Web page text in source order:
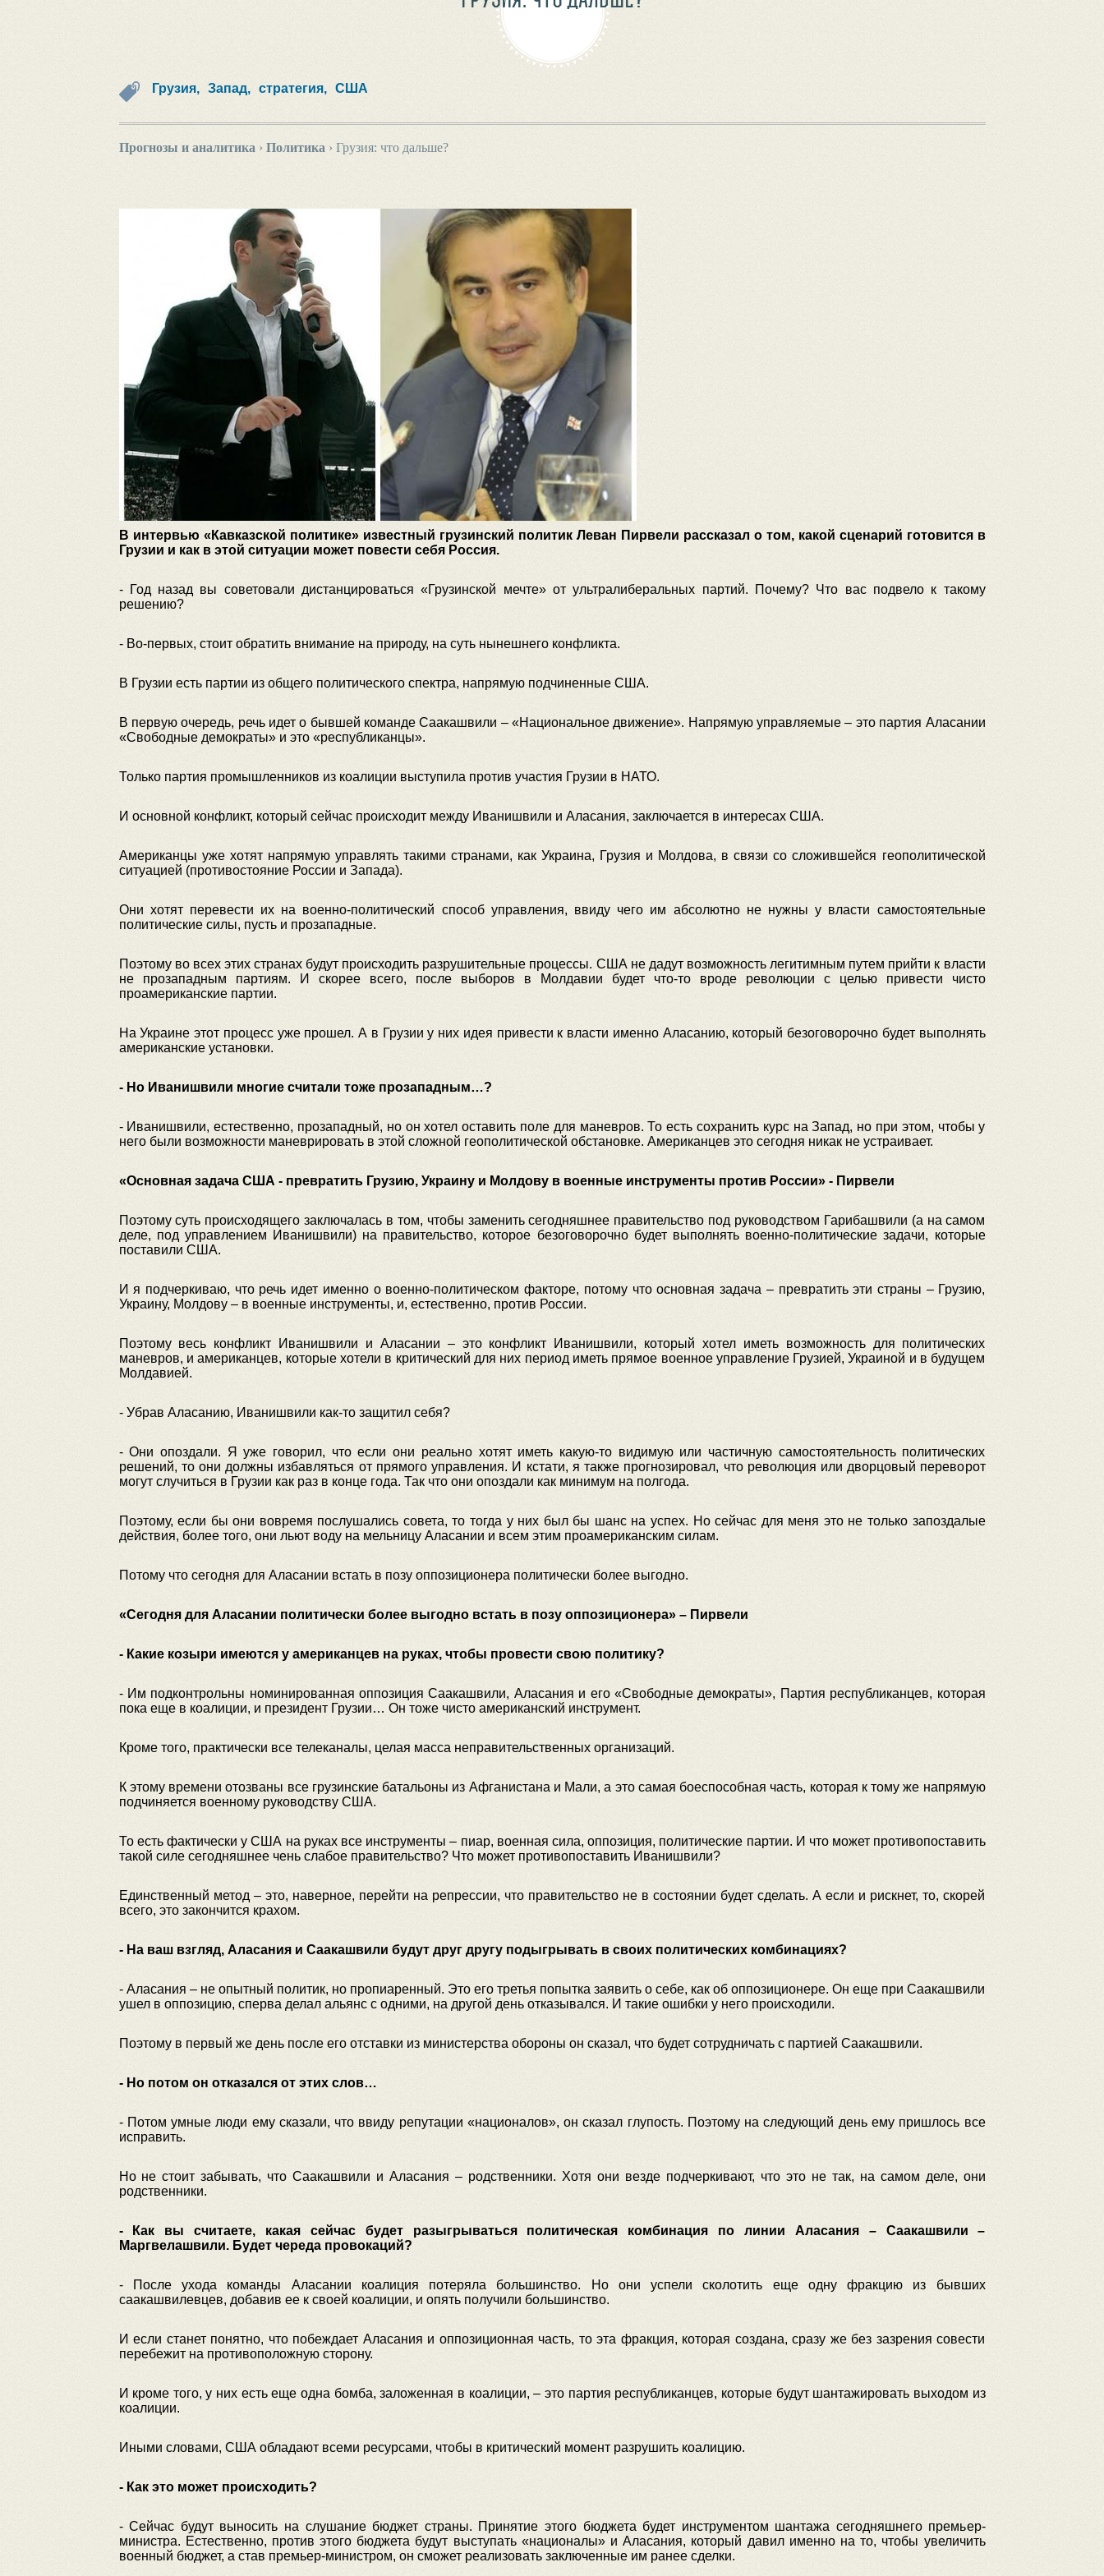
Грузия, Запад, стратегия, США
Прогнозы и аналитика › Политика › Грузия: что дальше?
В интервью «Кавказской политике» известный грузинский политик Леван Пирвели рассказал о том, какой сценарий готовится в
Грузии и как в этой ситуации может повести себя Россия.
- Год назад вы советовали дистанцироваться «Грузинской мечте» от ультралиберальных партий. Почему? Что вас подвело к такому
решению?
- Во-первых, стоит обратить внимание на природу, на суть нынешнего конфликта.
В Грузии есть партии из общего политического спектра, напрямую подчиненные США.
В первую очередь, речь идет о бывшей команде Саакашвили – «Национальное движение». Напрямую управляемые – это партия Аласании
«Свободные демократы» и это «республиканцы».
Только партия промышленников из коалиции выступила против участия Грузии в НАТО.
И основной конфликт, который сейчас происходит между Иванишвили и Аласания, заключается в интересах США.
Американцы уже хотят напрямую управлять такими странами, как Украина, Грузия и Молдова, в связи со сложившейся геополитической
ситуацией (противостояние России и Запада).
Они хотят перевести их на военно-политический способ управления, ввиду чего им абсолютно не нужны у власти самостоятельные
политические силы, пусть и прозападные.
Поэтому во всех этих странах будут происходить разрушительные процессы. США не дадут возможность легитимным путем прийти к власти
не прозападным партиям. И скорее всего, после выборов в Молдавии будет что-то вроде революции с целью привести чисто
проамериканские партии.
На Украине этот процесс уже прошел. А в Грузии у них идея привести к власти именно Аласанию, который безоговорочно будет выполнять
американские установки.
- Но Иванишвили многие считали тоже прозападным…?
- Иванишвили, естественно, прозападный, но он хотел оставить поле для маневров. То есть сохранить курс на Запад, но при этом, чтобы у
него были возможности маневрировать в этой сложной геополитической обстановке. Американцев это сегодня никак не устраивает.
«Основная задача США - превратить Грузию, Украину и Молдову в военные инструменты против России» - Пирвели
Поэтому суть происходящего заключалась в том, чтобы заменить сегодняшнее правительство под руководством Гарибашвили (а на самом
деле, под управлением Иванишвили) на правительство, которое безоговорочно будет выполнять военно-политические задачи, которые
поставили США.
И я подчеркиваю, что речь идет именно о военно-политическом факторе, потому что основная задача – превратить эти страны – Грузию,
Украину, Молдову – в военные инструменты, и, естественно, против России.
Поэтому весь конфликт Иванишвили и Аласании – это конфликт Иванишвили, который хотел иметь возможность для политических
маневров, и американцев, которые хотели в критический для них период иметь прямое военное управление Грузией, Украиной и в будущем
Молдавией.
- Убрав Аласанию, Иванишвили как-то защитил себя?
- Они опоздали. Я уже говорил, что если они реально хотят иметь какую-то видимую или частичную самостоятельность политических
решений, то они должны избавляться от прямого управления. И кстати, я также прогнозировал, что революция или дворцовый переворот
могут случиться в Грузии как раз в конце года. Так что они опоздали как минимум на полгода.
Поэтому, если бы они вовремя послушались совета, то тогда у них был бы шанс на успех. Но сейчас для меня это не только запоздалые
действия, более того, они льют воду на мельницу Аласании и всем этим проамериканским силам.
Потому что сегодня для Аласании встать в позу оппозиционера политически более выгодно.
«Сегодня для Аласании политически более выгодно встать в позу оппозиционера» – Пирвели
- Какие козыри имеются у американцев на руках, чтобы провести свою политику?
- Им подконтрольны номинированная оппозиция Саакашвили, Аласания и его «Свободные демократы», Партия республиканцев, которая
пока еще в коалиции, и президент Грузии… Он тоже чисто американский инструмент.
Кроме того, практически все телеканалы, целая масса неправительственных организаций.
К этому времени отозваны все грузинские батальоны из Афганистана и Мали, а это самая боеспособная часть, которая к тому же напрямую
подчиняется военному руководству США.
То есть фактически у США на руках все инструменты – пиар, военная сила, оппозиция, политические партии. И что может противопоставить
такой силе сегодняшнее чень слабое правительство? Что может противопоставить Иванишвили?
Единственный метод – это, наверное, перейти на репрессии, что правительство не в состоянии будет сделать. А если и рискнет, то, скорей
всего, это закончится крахом.
- На ваш взгляд, Аласания и Саакашвили будут друг другу подыгрывать в своих политических комбинациях?
- Аласания – не опытный политик, но пропиаренный. Это его третья попытка заявить о себе, как об оппозиционере. Он еще при Саакашвили
ушел в оппозицию, сперва делал альянс с одними, на другой день отказывался. И такие ошибки у него происходили.
Поэтому в первый же день после его отставки из министерства обороны он сказал, что будет сотрудничать с партией Саакашвили.
- Но потом он отказался от этих слов…
- Потом умные люди ему сказали, что ввиду репутации «националов», он сказал глупость. Поэтому на следующий день ему пришлось все
исправить.
Но не стоит забывать, что Саакашвили и Аласания – родственники. Хотя они везде подчеркивают, что это не так, на самом деле, они
родственники.
- Как вы считаете, какая сейчас будет разыгрываться политическая комбинация по линии Аласания – Саакашвили –
Маргвелашвили. Будет череда провокаций?
- После ухода команды Аласании коалиция потеряла большинство. Но они успели сколотить еще одну фракцию из бывших
саакашвилевцев, добавив ее к своей коалиции, и опять получили большинство.
И если станет понятно, что побеждает Аласания и оппозиционная часть, то эта фракция, которая создана, сразу же без зазрения совести
перебежит на противоположную сторону.
И кроме того, у них есть еще одна бомба, заложенная в коалиции, – это партия республиканцев, которые будут шантажировать выходом из
коалиции.
Иными словами, США обладают всеми ресурсами, чтобы в критический момент разрушить коалицию.
- Как это может происходить?
- Сейчас будут выносить на слушание бюджет страны. Принятие этого бюджета будет инструментом шантажа сегодняшнего премьер-
министра. Естественно, против этого бюджета будут выступать «националы» и Аласания, который давил именно на то, чтобы увеличить
военный бюджет, а став премьер-министром, он сможет реализовать заключенные им ранее сделки.